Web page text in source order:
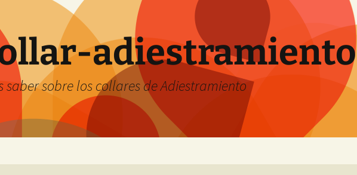
adiestramiento
saber sobre los collares de Adiestramiento